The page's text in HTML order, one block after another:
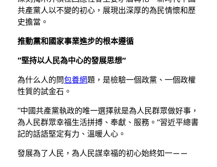
共產黨人以不變的初心，展現出深厚的為民情懷和歷
史擔當。
推動黨和國家事業進步的根本遵循
“堅持以人民為中心的發展思想”
為什么人的問包養網題，是檢驗一個政黨、一個政權
性質的試金石。
“中國共產黨執政的唯一選擇就是為人民群眾做好事，
為人民群眾幸福生活拼搏、奉獻、服務。”習近平總書
記的話語堅定有力、溫暖人心。
發展為了人民，為人民謀幸福的初心始終如一——